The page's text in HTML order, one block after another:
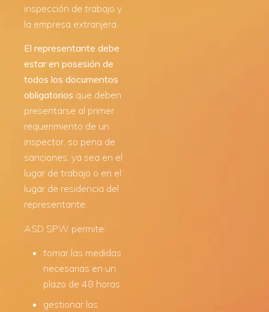
inspección de trabajo y
la empresa extranjera.
El representante debe
estar en posesión de
todos los documentos
obligatorios que deben
presentarse al primer
requerimiento de un
inspector, so pena de
sanciones, ya sea en el
lugar de trabajo o en el
lugar de residencia del
representante.
ASD SPW permite:
tomar las medidas
necesarias en un
plazo de 48 horas
gestionar las